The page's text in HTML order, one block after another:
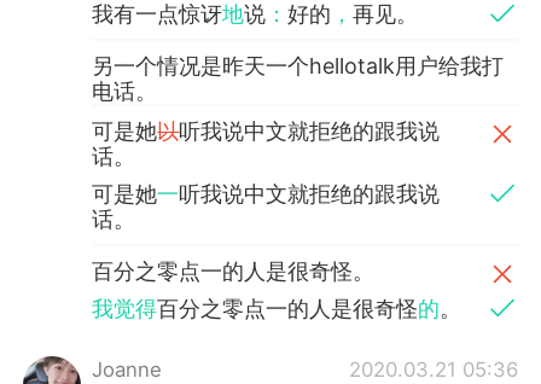
我有一点惊讶地说 ：好的 ，再见。
另一个情况是昨天一个hellotalk用户给我打
电话。
可是她以听我说中文就拒绝的跟我说
话。
可是她一听我说中文就拒绝的跟我说
话。
百分之零点一的人是很奇怪。
我觉得百分之零点一的人是很奇怪的。
Joanne 2020.03.21 05:36